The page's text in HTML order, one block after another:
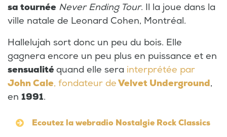
sa tournée Never Ending Tour. Il la joue dans la
ville natale de Leonard Cohen, Montréal.
Hallelujah sort donc un peu du bois. Elle
gagnera encore un peu plus en puissance et en
sensualitéquand elle sera interprétée par
John Cale, fondateur deVelvet Underground,
en 1991.
Ecoutez la webradio Nostalgie Rock Classics